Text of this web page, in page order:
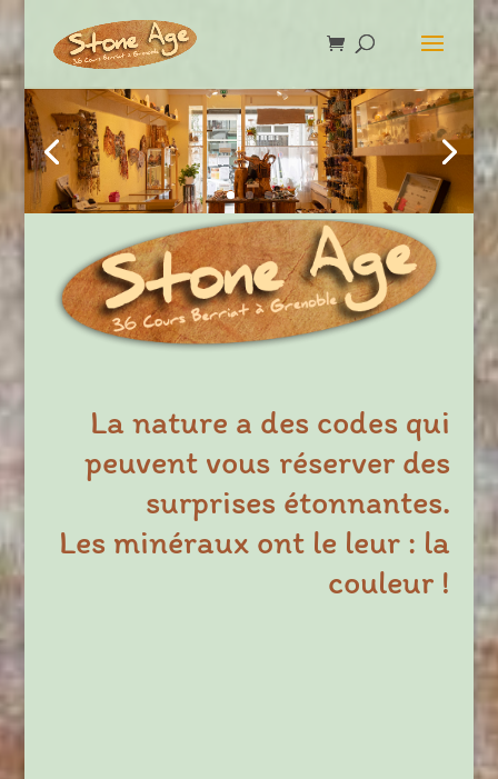
La nature a des codes qui
peuvent vous réserver des
surprises étonnantes.
Les minéraux ont le leur : la
couleur !